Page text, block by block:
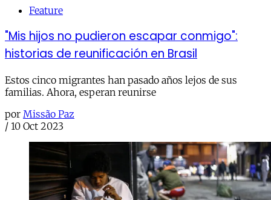
Feature
"Mis hijos no pudieron escapar conmigo":
historias de reunificación en Brasil
Estos cinco migrantes han pasado años lejos de sus
familias. Ahora, esperan reunirse
por Missão Paz
/ 10 Oct 2023